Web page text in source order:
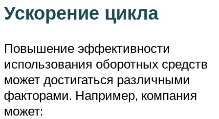
Ускорение цикла
Повышение эффективности
использования оборотных средств
может достигаться различными
факторами. Например, компания
может: